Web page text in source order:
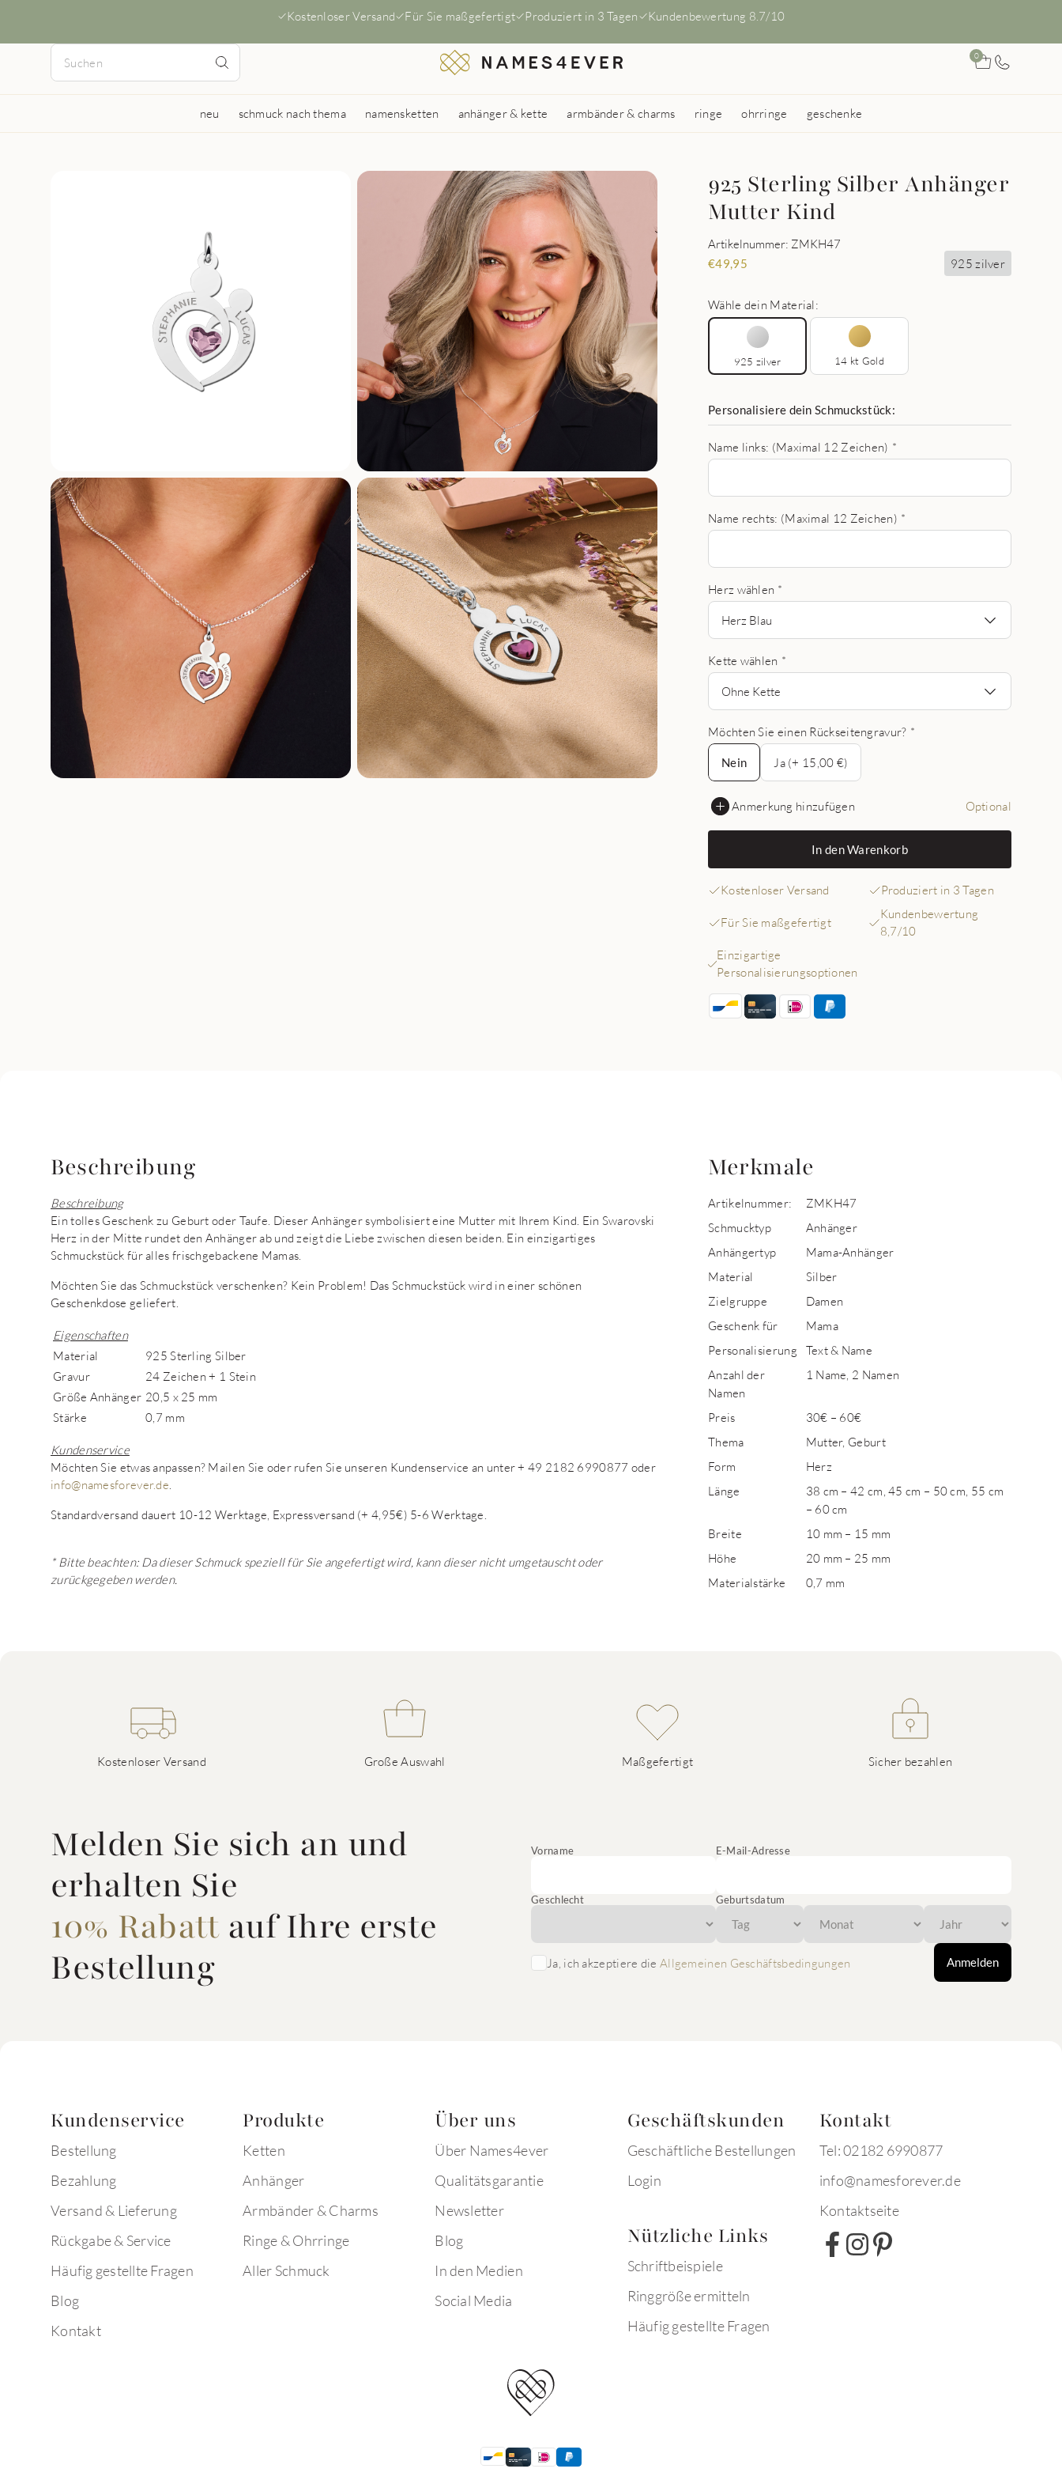
Kostenloser Versand Für Sie maßgefertigt Produziert in 3 Tagen Kundenbewertung 8.7/10
0
neu schmuck nach thema namensketten anhänger & kette armbänder & charms ringe ohrringe geschenke
925 Sterling Silber Anhänger
Mutter Kind
Artikelnummer: ZMKH47
€49,95 925 zilver
Wähle dein Material:
925 zilver 14 kt Gold
Personalisiere dein Schmuckstück:
Name links: (Maximal 12 Zeichen) *
Name rechts: (Maximal 12 Zeichen) *
Herz wählen *
Herz Blau
Kette wählen *
Ohne Kette
Möchten Sie einen Rückseitengravur? *
Nein
Nein
Ja (+ 15,00 €)
Anmerkung hinzufügen Optional
In den Warenkorb
Kostenloser Versand Produziert in 3 Tagen
Für Sie maßgefertigt
Kundenbewertung
8,7/10
Einzigartige
Personalisierungsoptionen
Beschreibung
Beschreibung
Ein tolles Geschenk zu Geburt oder Taufe. Dieser Anhänger symbolisiert eine Mutter mit Ihrem Kind. Ein Swarovski
Herz in der Mitte rundet den Anhänger ab und zeigt die Liebe zwischen diesen beiden. Ein einzigartiges
Schmuckstück für alles frischgebackene Mamas.
Möchten Sie das Schmuckstück verschenken? Kein Problem! Das Schmuckstück wird in einer schönen
Geschenkdose geliefert.
Eigenschaften
Material
925 Sterling Silber
Gravur
24 Zeichen + 1 Stein
Größe Anhänger 20,5 x 25 mm
Stärke
0,7 mm
Kundenservice
Möchten Sie etwas anpassen? Mailen Sie oder rufen Sie unseren Kundenservice an unter + 49 2182 6990877 oder
info@namesforever.de
Standardversand dauert 10-12 Werktage, Expressversand (+ 4,95€) 5-6 Werktage.
* Bitte beachten: Da dieser Schmuck speziell für Sie angefertigt wird, kann dieser nicht umgetauscht oder
zurückgegeben werden.
Merkmale
Artikelnummer:
ZMKH47
Schmucktyp
Anhänger
Anhängertyp
Mama-Anhänger
Material
Silber
Zielgruppe
Damen
Geschenk für
Mama
Personalisierung
Text & Name
Anzahl der
Namen
1 Name, 2 Namen
Preis
30€ – 60€
Thema
Mutter, Geburt
Form
Herz
Länge
38 cm – 42 cm, 45 cm – 50 cm, 55 cm
– 60 cm
Breite
10 mm – 15 mm
Höhe
20 mm – 25 mm
Materialstärke
0,7 mm
Kostenloser Versand Große Auswahl Maßgefertigt Sicher bezahlen
Melden Sie sich an und
erhalten Sie
10% Rabattauf Ihre erste
Bestellung
Vorname E-Mail-Adresse
Geschlecht Geburtsdatum
Ja, ich akzeptiere die Allgemeinen Geschäftsbedingungen Anmelden
Kundenservice
Bestellung
Bezahlung
Versand & Lieferung
Rückgabe & Service
Häufig gestellte Fragen
Blog
Kontakt
Produkte
Ketten
Anhänger
Armbänder & Charms
Ringe & Ohrringe
Aller Schmuck
Über uns
Über Names4ever
Qualitätsgarantie
Newsletter
Blog
In den Medien
Social Media
Geschäftskunden
Geschäftliche Bestellungen
Login
Nützliche Links
Schriftbeispiele
Ringgröße ermitteln
Häufig gestellte Fragen
Kontakt
Tel: 02182 6990877
info@namesforever.de
Kontaktseite